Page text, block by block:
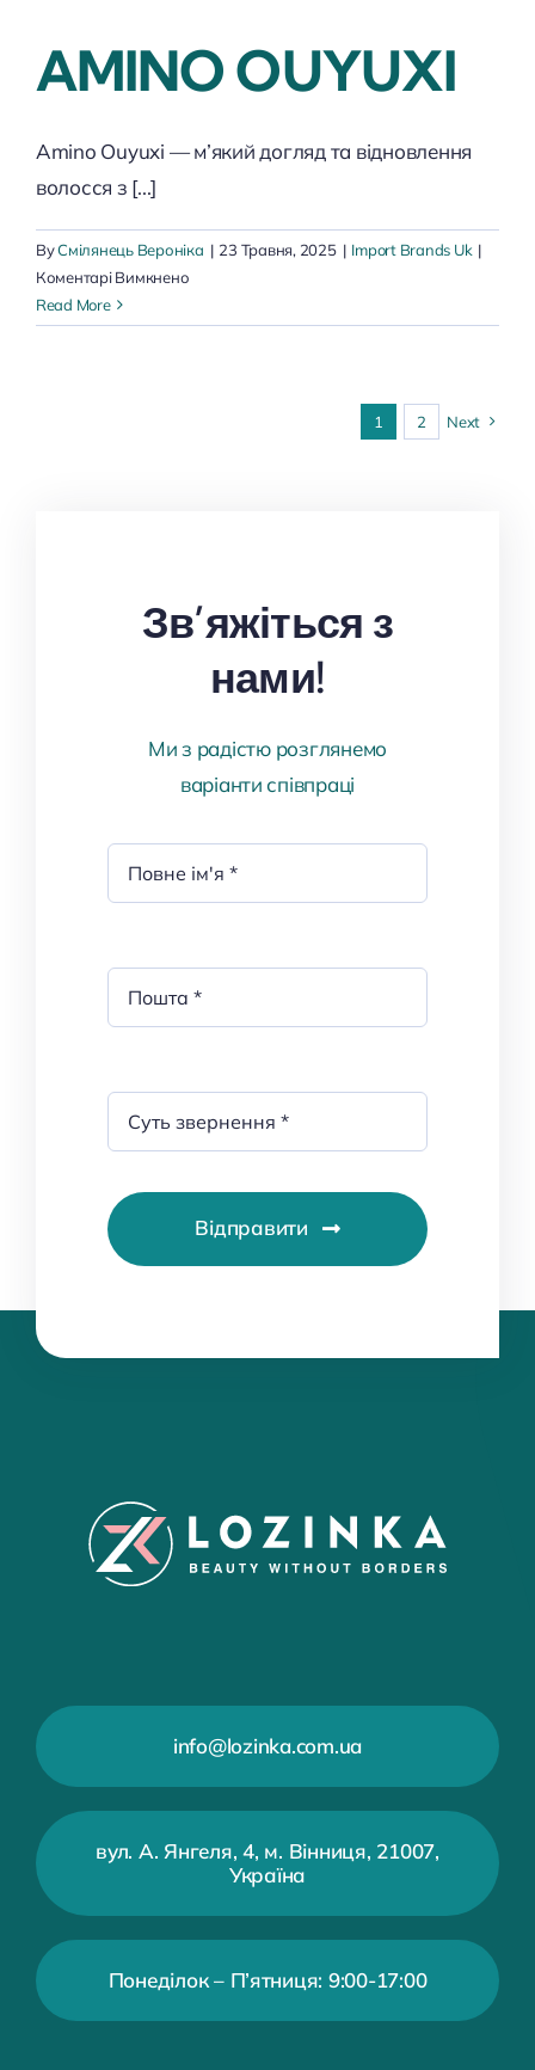
AMINO OUYUXI
Amino Ouyuxi — м’який догляд та відновлення
волосся з [...]
ByСмілянець Вероніка | 23 Травня, 2025 | Import Brands Uk |
Коментарі Вимкненодо
OUYUXI
Read More
1 2 Next
Зв’яжіться з
нами!
Ми з радістю розглянемо
варіанти співпраці
Відправити
info@lozinka.com.ua
вул. А. Янгеля, 4, м. Вінниця, 21007,
Україна
Понеділок – П’ятниця: 9:00-17:00